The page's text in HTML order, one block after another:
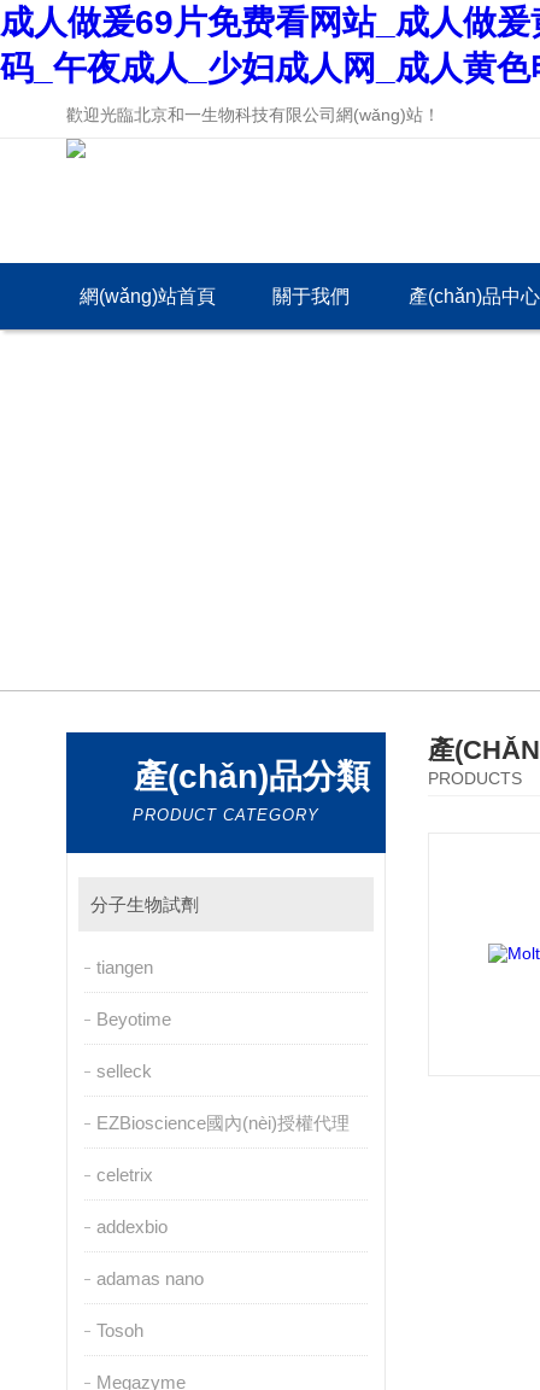
成人做爰69片免费看网站_成人做
码_午夜成人_少妇成人网_成人黄
歡迎光臨北京和一生物科技有限公司網(wǎng)站！
網(wǎng)站首頁 關于我們 產(chǎn)品中心
產(chǎn)品分類
PRODUCT CATEGORY
分子生物試劑
tiangen
Beyotime
selleck
EZBioscience國內(nèi)授權代理
celetrix
addexbio
adamas nano
Tosoh
Megazyme
產
PRODUCTS